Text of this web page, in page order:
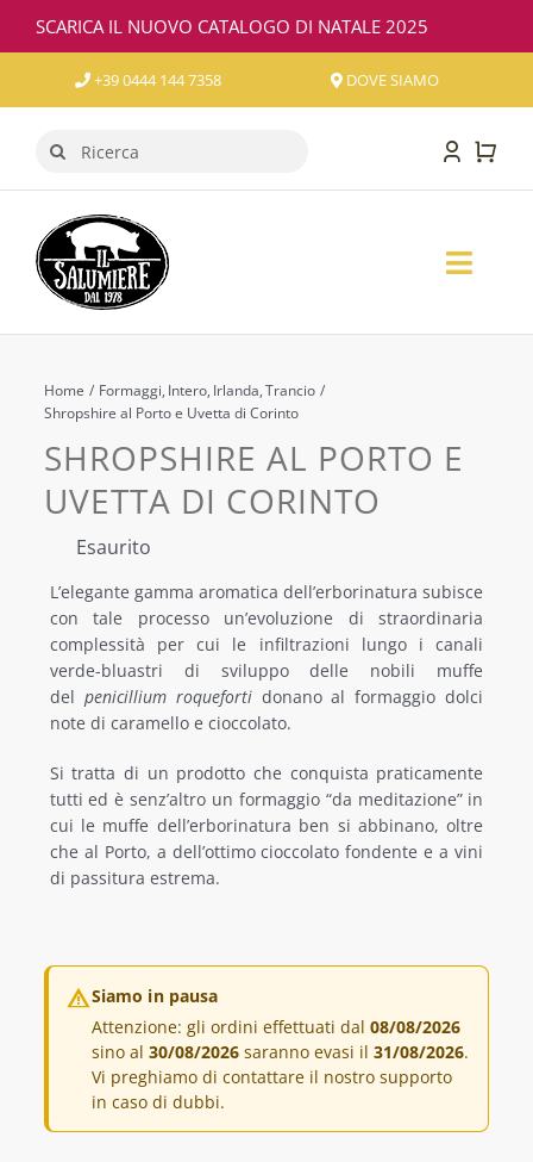
contenuto
SCARICA IL NUOVO CATALOGO DI NATALE 2025
+39 0444 144 7358 DOVE SIAMO
Cerca
Toggle
FORMAGGI
VINO
ALTRE SPECIALITÀ
SPECIALITÀ REGIONALI
OFFERTE
Home Formaggi Intero Irlanda Trancio
Shropshire al Porto e Uvetta di Corinto
SHROPSHIRE AL PORTO E
UVETTA DI CORINTO
Esaurito
L’elegante gamma aromatica dell’erborinatura subisce
con tale processo un’evoluzione di straordinaria
complessità per cui le infiltrazioni lungo i canali
verde-bluastri di sviluppo delle nobili muffe
del penicillium roquefortidonano al formaggio dolci
note di caramello e cioccolato.
Si tratta di un prodotto che conquista praticamente
tutti ed è senz’altro un formaggio “da meditazione” in
cui le muffe dell’erborinatura ben si abbinano, oltre
che al Porto, a dell’ottimo cioccolato fondente e a vini
di passitura estrema.
Siamo in pausa
Attenzione: gli ordini effettuati dal 08/08/2026
sino al 30/08/2026saranno evasi il 31/08/2026.
Vi preghiamo di contattare il nostro supporto
in caso di dubbi.